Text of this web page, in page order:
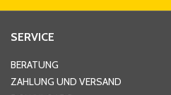
Hausnummer
SERVICE
BERATUNG
ZAHLUNG UND VERSAND